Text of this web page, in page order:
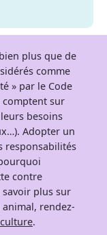
plus que de
comme
» par le Code
comptent sur
besoins
Adopter un
responsabilités
contre
savoir plus sur
rendez-
.